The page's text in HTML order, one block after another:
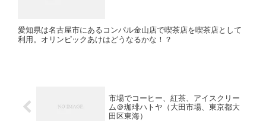
愛知県は名古屋市にあるコンパル金山店で喫茶店を喫茶店として
利用。オリンピックあけはどうなるかな！？
市場でコーヒー、紅茶、アイスクリー
ム＠珈琲ハトヤ（大田市場、東京都大
田区東海）